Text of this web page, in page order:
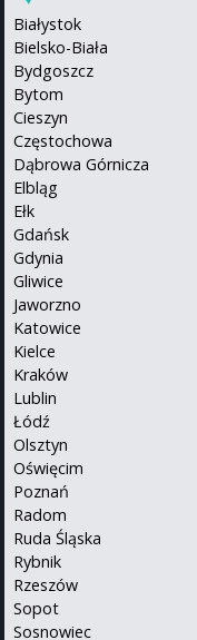
Białystok
Bielsko-Biała
Bydgoszcz
Bytom
Cieszyn
Częstochowa
Dąbrowa Górnicza
Elbląg
Ełk
Gdańsk
Gdynia
Gliwice
Jaworzno
Katowice
Kielce
Kraków
Lublin
Łódź
Olsztyn
Oświęcim
Poznań
Radom
Ruda Śląska
Rybnik
Rzeszów
Sopot
Sosnowiec